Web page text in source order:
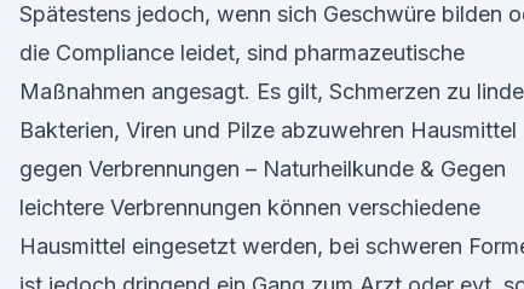
Spätestens jedoch, wenn sich Geschwüre bilden
die Compliance leidet, sind pharmazeutische
Maßnahmen angesagt. Es gilt, Schmerzen zu
Bakterien, Viren und Pilze abzuwehren Hausmittel
gegen Verbrennungen – Naturheilkunde & Gegen
leichtere Verbrennungen können verschiedene
Hausmittel eingesetzt werden, bei schweren